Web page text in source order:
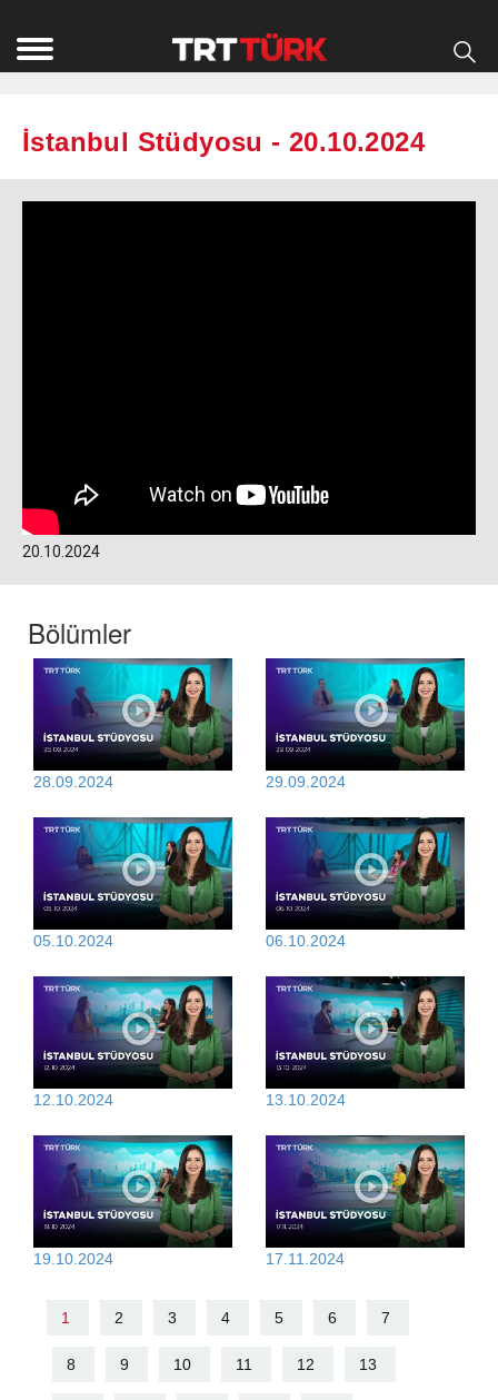
İstanbul Stüdyosu - 20.10.2024
20.10.2024
Bölümler
28.09.2024 29.09.2024
05.10.2024 06.10.2024
12.10.2024 13.10.2024
19.10.2024 17.11.2024
1 2 3 4 5 6 7
8 9 10 11 12 13